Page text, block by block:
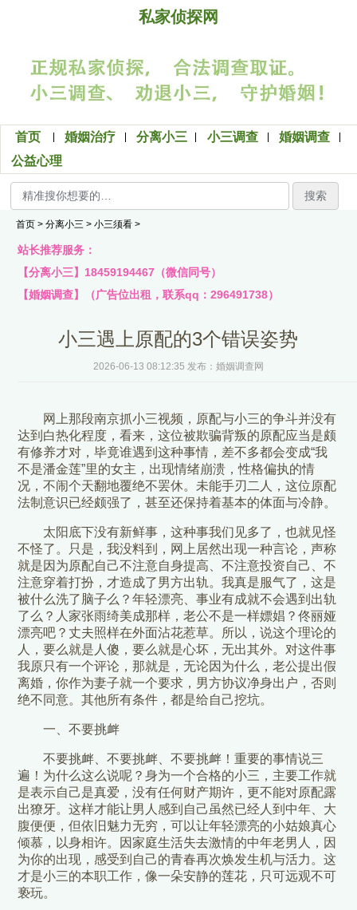
私家侦探网
首页 婚姻治疗 分离小三 小三调查
婚姻调查
公益心理
搜索
首页 > 分离小三 > 小三须看 >
站长推荐服务：
【分离小三】18459194467（微信同号）
【婚姻调查】（广告位出租，联系qq：296491738）
小三遇上原配的3个错误姿势
2026-06-13 08:12:35 发布：婚姻调查网
网上那段南京抓小三视频，原配与小三的争斗并没有
达到白热化程度，看来，这位被欺骗背叛的原配应当是颇
有修养才对，毕竟谁遇到这种事情，差不多都会变成“我
不是潘金莲”里的女主，出现情绪崩溃，性格偏执的情
况，不闹个天翻地覆绝不罢休。未能手刃二人，这位原配
法制意识已经颇强了，甚至还保持着基本的体面与冷静。
太阳底下没有新鲜事，这种事我们见多了，也就见怪
不怪了。只是，我没料到，网上居然出现一种言论，声称
就是因为原配自己不注意自身提高、不注意投资自己、不
注意穿着打扮，才造成了男方出轨。我真是服气了，这是
被什么洗了脑子么？年轻漂亮、事业有成就不会遇到出轨
了么？人家张雨绮美成那样，老公不是一样嫖娼？佟丽娅
漂亮吧？丈夫照样在外面沾花惹草。所以，说这个理论的
人，要么就是人傻，要么就是心坏，无出其外。对这件事
我原只有一个评论，那就是，无论因为什么，老公提出假
离婚，你作为妻子就一个要求，男方协议净身出户，否则
绝不同意。其他所有条件，都是给自己挖坑。
一、不要挑衅
不要挑衅、不要挑衅、不要挑衅！重要的事情说三
遍！为什么这么说呢？身为一个合格的小三，主要工作就
是表示自己是真爱，没有任何财产期许，更不能对原配露
出獠牙。这样才能让男人感到自己虽然已经人到中年、大
腹便便，但依旧魅力无穷，可以让年轻漂亮的小姑娘真心
倾慕，以身相许。因家庭生活失去激情的中年老男人，因
为你的出现，感受到自己的青春再次焕发生机与活力。这
才是小三的本职工作，像一朵安静的莲花，只可远观不可
亵玩。